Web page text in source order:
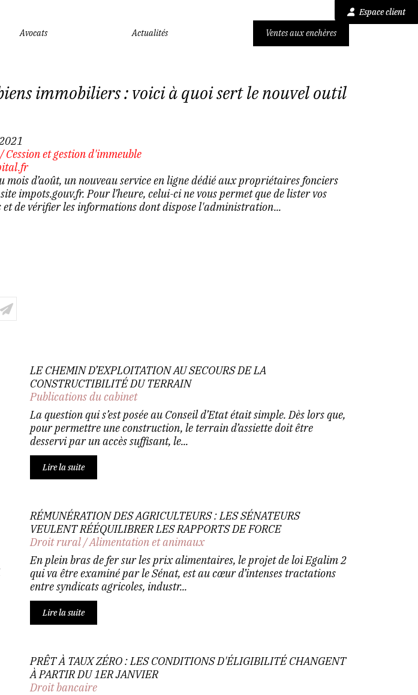
Espace client
Avocats Actualités Ventes aux enchères
immobiliers : voici à quoi sert le nouvel outil
Cession et gestion d'immeuble
mois d’août, un nouveau service en ligne dédié aux propriétaires fonciers
impots.gouv.fr. Pour l’heure, celui-ci ne vous permet que de lister vos
et de vérifier les informations dont dispose l'administration...
LE CHEMIN D’EXPLOITATION AU SECOURS DE LA
CONSTRUCTIBILITÉ DU TERRAIN
Publications du cabinet
La question qui s’est posée au Conseil d’Etat était simple. Dès lors que,
pour permettre une construction, le terrain d’assiette doit être
desservi par un accès suffisant, le...
Lire la suite
RÉMUNÉRATION DES AGRICULTEURS : LES SÉNATEURS
VEULENT RÉÉQUILIBRER LES RAPPORTS DE FORCE
Droit rural/Alimentation et animaux
En plein bras de fer sur les prix alimentaires, le projet de loi Egalim 2
qui va être examiné par le Sénat, est au cœur d’intenses tractations
entre syndicats agricoles, industr...
Lire la suite
PRÊT À TAUX ZÉRO : LES CONDITIONS D'ÉLIGIBILITÉ CHANGENT
À PARTIR DU 1ER JANVIER
Droit bancaire